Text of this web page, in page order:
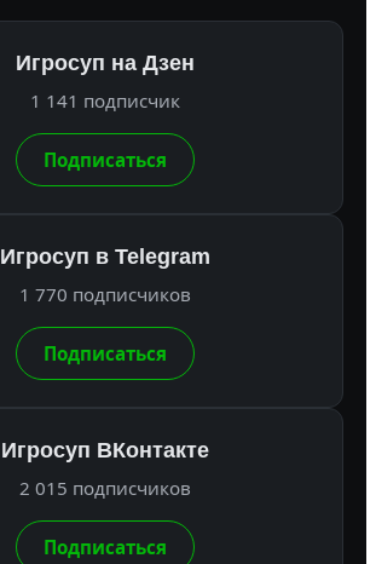
Игросуп на Дзен
1 141 подписчик
Подписаться
Игросуп в Telegram
1 770 подписчиков
Подписаться
Игросуп ВКонтакте
2 015 подписчиков
Подписаться